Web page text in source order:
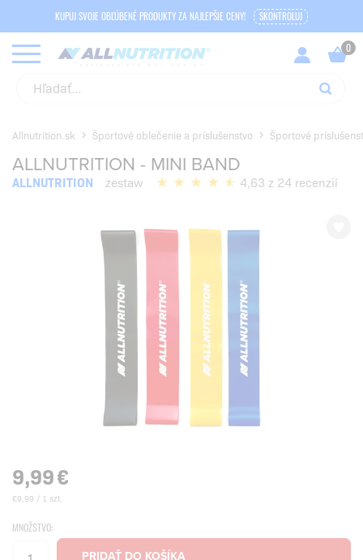
KUPUJ SVOJE OBĽÚBENÉ PRODUKTY ZA NAJLEPŠIE CENY! SKONTROLUJ
Allnutrition.sk Športové oblečenie a príslušenstvo Športové
ALLNUTRITION - MINI BAND
ALLNUTRITION zestaw 4,63 z 24 recenzií
9,99€
€9,99 / 1 szt.
MNOŽSTVO: